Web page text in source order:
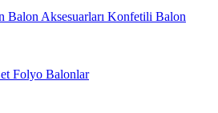
Balon Aksesuarları Konfetili Balon
Folyo Balonlar